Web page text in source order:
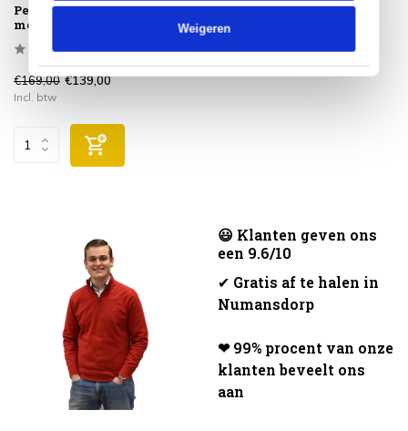
Weigeren
Petty rotan hondenmand
met kussen 80x80xH35 cm
€169,00 €139,00
Incl. btw
😃 Klanten geven ons
een 9.6/10
✔ Gratis af te halen in
Numansdorp
❤ 99% procent van onze
klanten beveelt ons
aan